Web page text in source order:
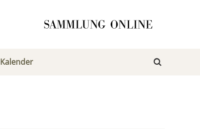
Kalender